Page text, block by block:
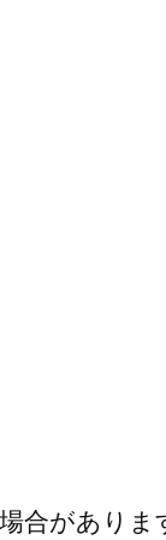
合がありま